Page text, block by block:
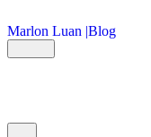
Marlon Luan |Blog